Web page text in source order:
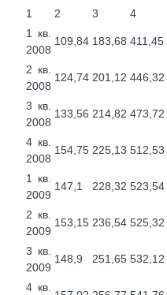
1
2 3 4
1 кв.
2008
109,84 183,68 411,45
2 кв.
2008
124,74 201,12 446,32
3 кв.
2008
133,56 214,82 473,72
4 кв.
2008
154,75 225,13 512,53
1 кв.
2009
147,1 228,32 523,54
2 кв.
2009
153,15 236,54 525,32
3 кв.
2009
148,9 251,65 532,12
4 кв.